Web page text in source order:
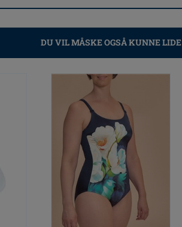
DU VIL MÅSKE OGSÅ KUNNE LIDE